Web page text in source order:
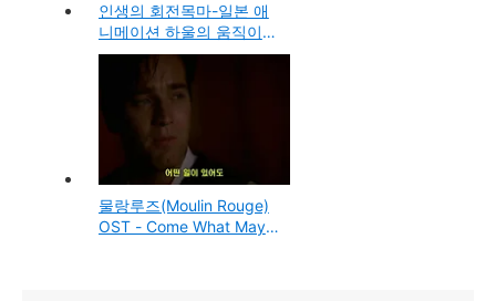
인생의 회전목마-일본 애
니메이션 하울의 움직이는
성 OST(음악듣기)
물랑루즈(Moulin Rouge)
OST - Come What May -